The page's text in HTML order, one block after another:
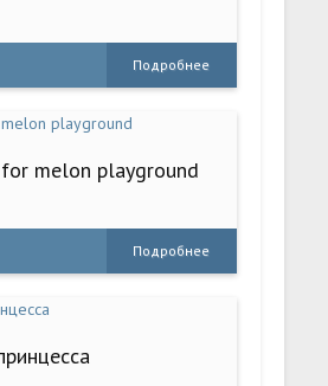
Подробнее
melon playground
Подробнее